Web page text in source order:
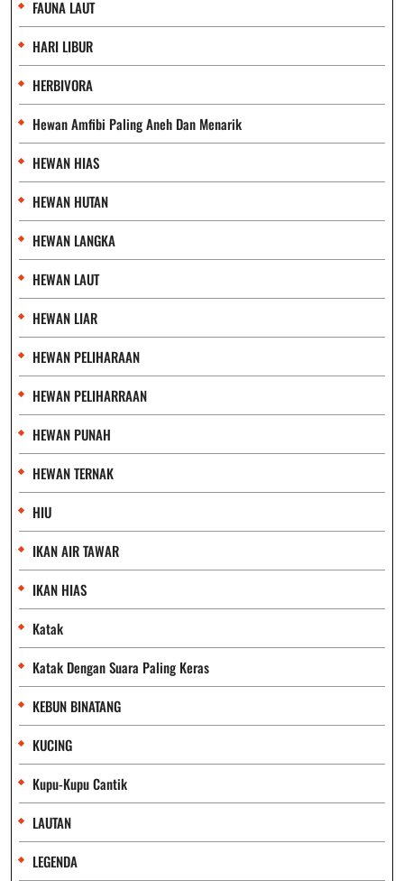
FAUNA LAUT
HARI LIBUR
HERBIVORA
Hewan Amfibi Paling Aneh Dan Menarik
HEWAN HIAS
HEWAN HUTAN
HEWAN LANGKA
HEWAN LAUT
HEWAN LIAR
HEWAN PELIHARAAN
HEWAN PELIHARRAAN
HEWAN PUNAH
HEWAN TERNAK
HIU
IKAN AIR TAWAR
IKAN HIAS
Katak
Katak Dengan Suara Paling Keras
KEBUN BINATANG
KUCING
Kupu-Kupu Cantik
LAUTAN
LEGENDA